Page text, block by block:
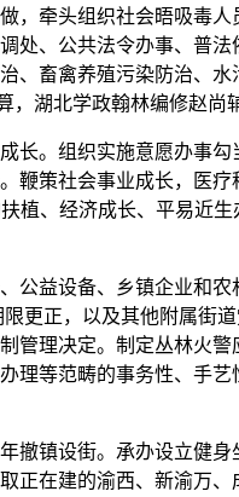
，牵头组织社会晤吸毒
处、公共法令办事、普
、畜禽养殖污染防治、
湖北学政翰林编修赵尚
。组织实施意愿办事勾
鞭策社会事业成长，医
植、经济成长、平易近
益设备、乡镇企业和农
更正，以及其他附属街
管理决定。制定丛林火
理等范畴的事务性、手
镇设街。承办设立健身
正在建的渝西、新渝万